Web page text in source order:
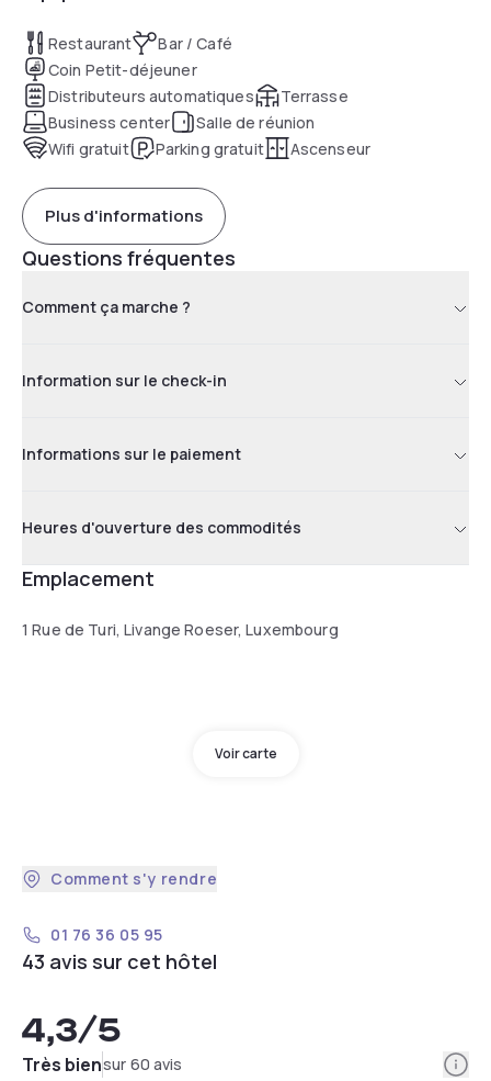
Restaurant
Bar / Café
Coin Petit-déjeuner
Distributeurs automatiques
Terrasse
Business center
Salle de réunion
Wifi gratuit
Parking gratuit Ascenseur
Plus d'informations
Questions fréquentes
Comment ça marche ?
Information sur le check-in
Informations sur le paiement
Heures d'ouverture des commodités
Emplacement
1 Rue de Turi, Livange Roeser, Luxembourg
Voir carte
Comment s'y rendre
01 76 36 05 95
43 avis sur cet hôtel
4,3/5
Très biensur 60 avis